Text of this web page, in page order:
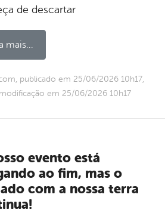
de descartar
mais...
publicado em 25/06/2026 10h17,
em 25/06/2026 10h17
evento está
ao fim, mas o
com a nossa terra